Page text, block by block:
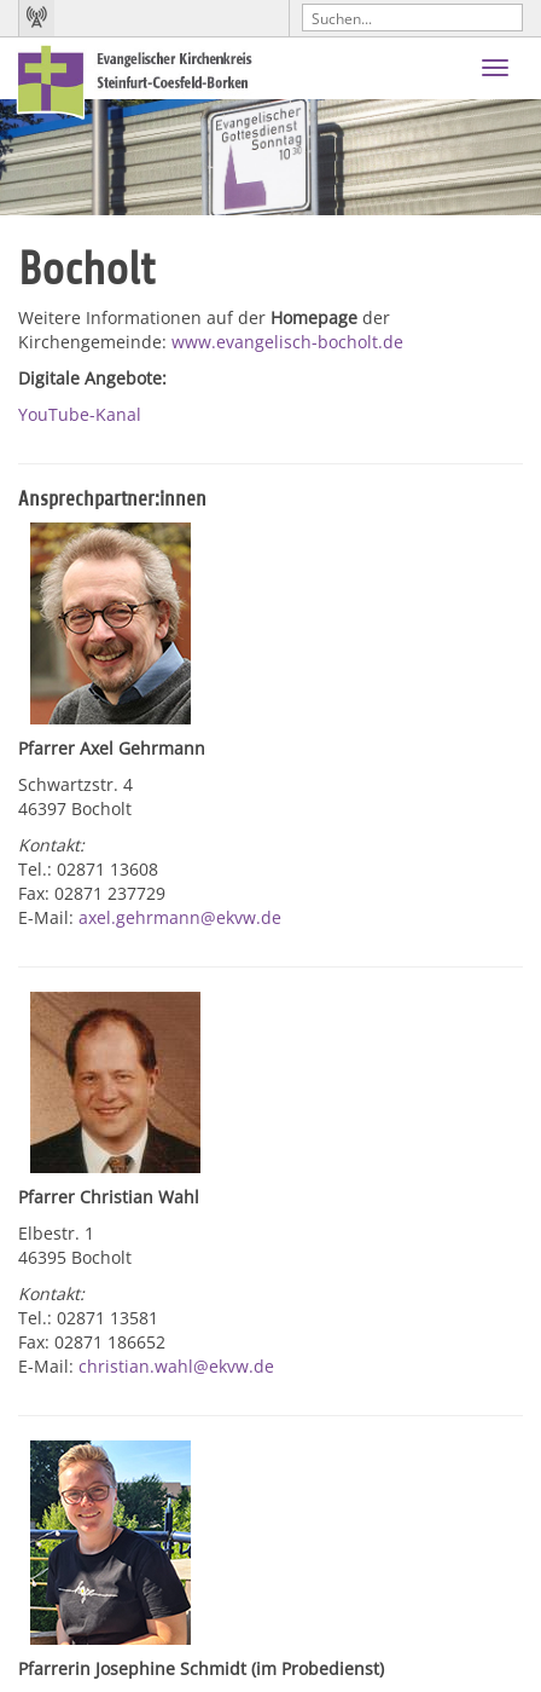
Bocholt
Weitere Informationen auf der Homepage der
Kirchengemeinde: www.evangelisch-bocholt.de
Digitale Angebote:
YouTube-Kanal
Ansprechpartner:innen
Pfarrer Axel Gehrmann
Schwartzstr. 4
46397 Bocholt
Kontakt:
Tel.: 02871 13608
Fax: 02871 237729
E-Mail: axel.gehrmann@ekvw.de
Pfarrer Christian Wahl
Elbestr. 1
46395 Bocholt
Kontakt:
Tel.: 02871 13581
Fax: 02871 186652
E-Mail: christian.wahl@ekvw.de
Pfarrerin Josephine Schmidt (im Probedienst)